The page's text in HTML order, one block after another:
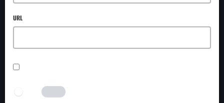
URL
I AM HUMAN